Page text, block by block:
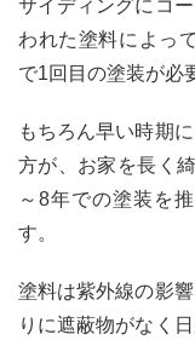
サイディングにコ
われた塗料によっ
で1回目の塗装が必
もちろん早い時期
方が、お家を長く
～8年での塗装を
す。
塗料は紫外線の影
りに遮蔽物がなく